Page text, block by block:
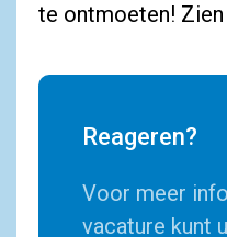
te ontmoeten! Zien
Reageren?
Voor meer
vacature kunt